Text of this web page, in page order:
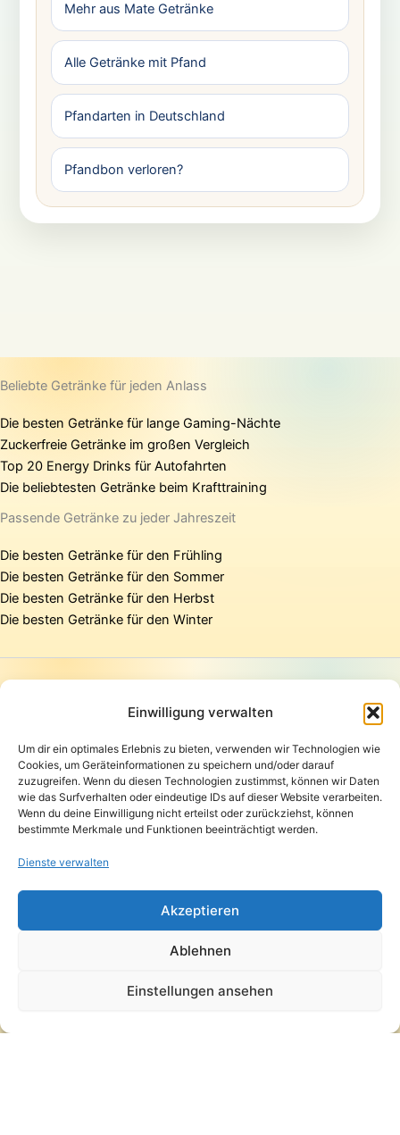
Einwilligung verwalten
Um dir ein optimales Erlebnis zu bieten, verwenden wir Technologien wie
Cookies, um Geräteinformationen zu speichern und/oder darauf
zuzugreifen. Wenn du diesen Technologien zustimmst, können wir Daten
wie das Surfverhalten oder eindeutige IDs auf dieser Website verarbeiten.
Wenn du deine Einwilligung nicht erteilst oder zurückziehst, können
bestimmte Merkmale und Funktionen beeinträchtigt werden.
Dienste verwalten
Akzeptieren
Ablehnen
Einstellungen ansehen
Mehr aus Mate Getränke
Alle Getränke mit Pfand
Pfandarten in Deutschland
Pfandbon verloren?
Beliebte Getränke für jeden Anlass
Die besten Getränke für lange Gaming-Nächte
Zuckerfreie Getränke im großen Vergleich
Top 20 Energy Drinks für Autofahrten
Die beliebtesten Getränke beim Krafttraining
Passende Getränke zu jeder Jahreszeit
Die besten Getränke für den Frühling
Die besten Getränke für den Sommer
Die besten Getränke für den Herbst
Die besten Getränke für den Winter
Presse
Datenschutzerklärung
AGB
Widerrufsbelehrung
Versand und Lieferung
Zahlungsarten
Copyright © 2026 Pfandpirat | Präsentiert vonZimmermanns
Internet & PR-Beratung
Instagram